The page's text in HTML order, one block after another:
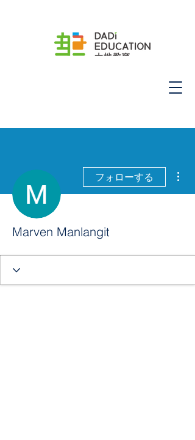
フォローする
Marven Manlangit